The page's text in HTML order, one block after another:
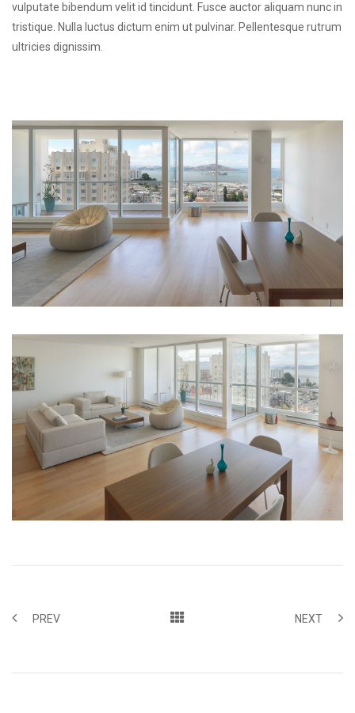
vulputate bibendum velit id tincidunt. Fusce auctor aliquam nunc in
tristique. Nulla luctus dictum enim ut pulvinar. Pellentesque rutrum
ultricies dignissim.
PREV NEXT